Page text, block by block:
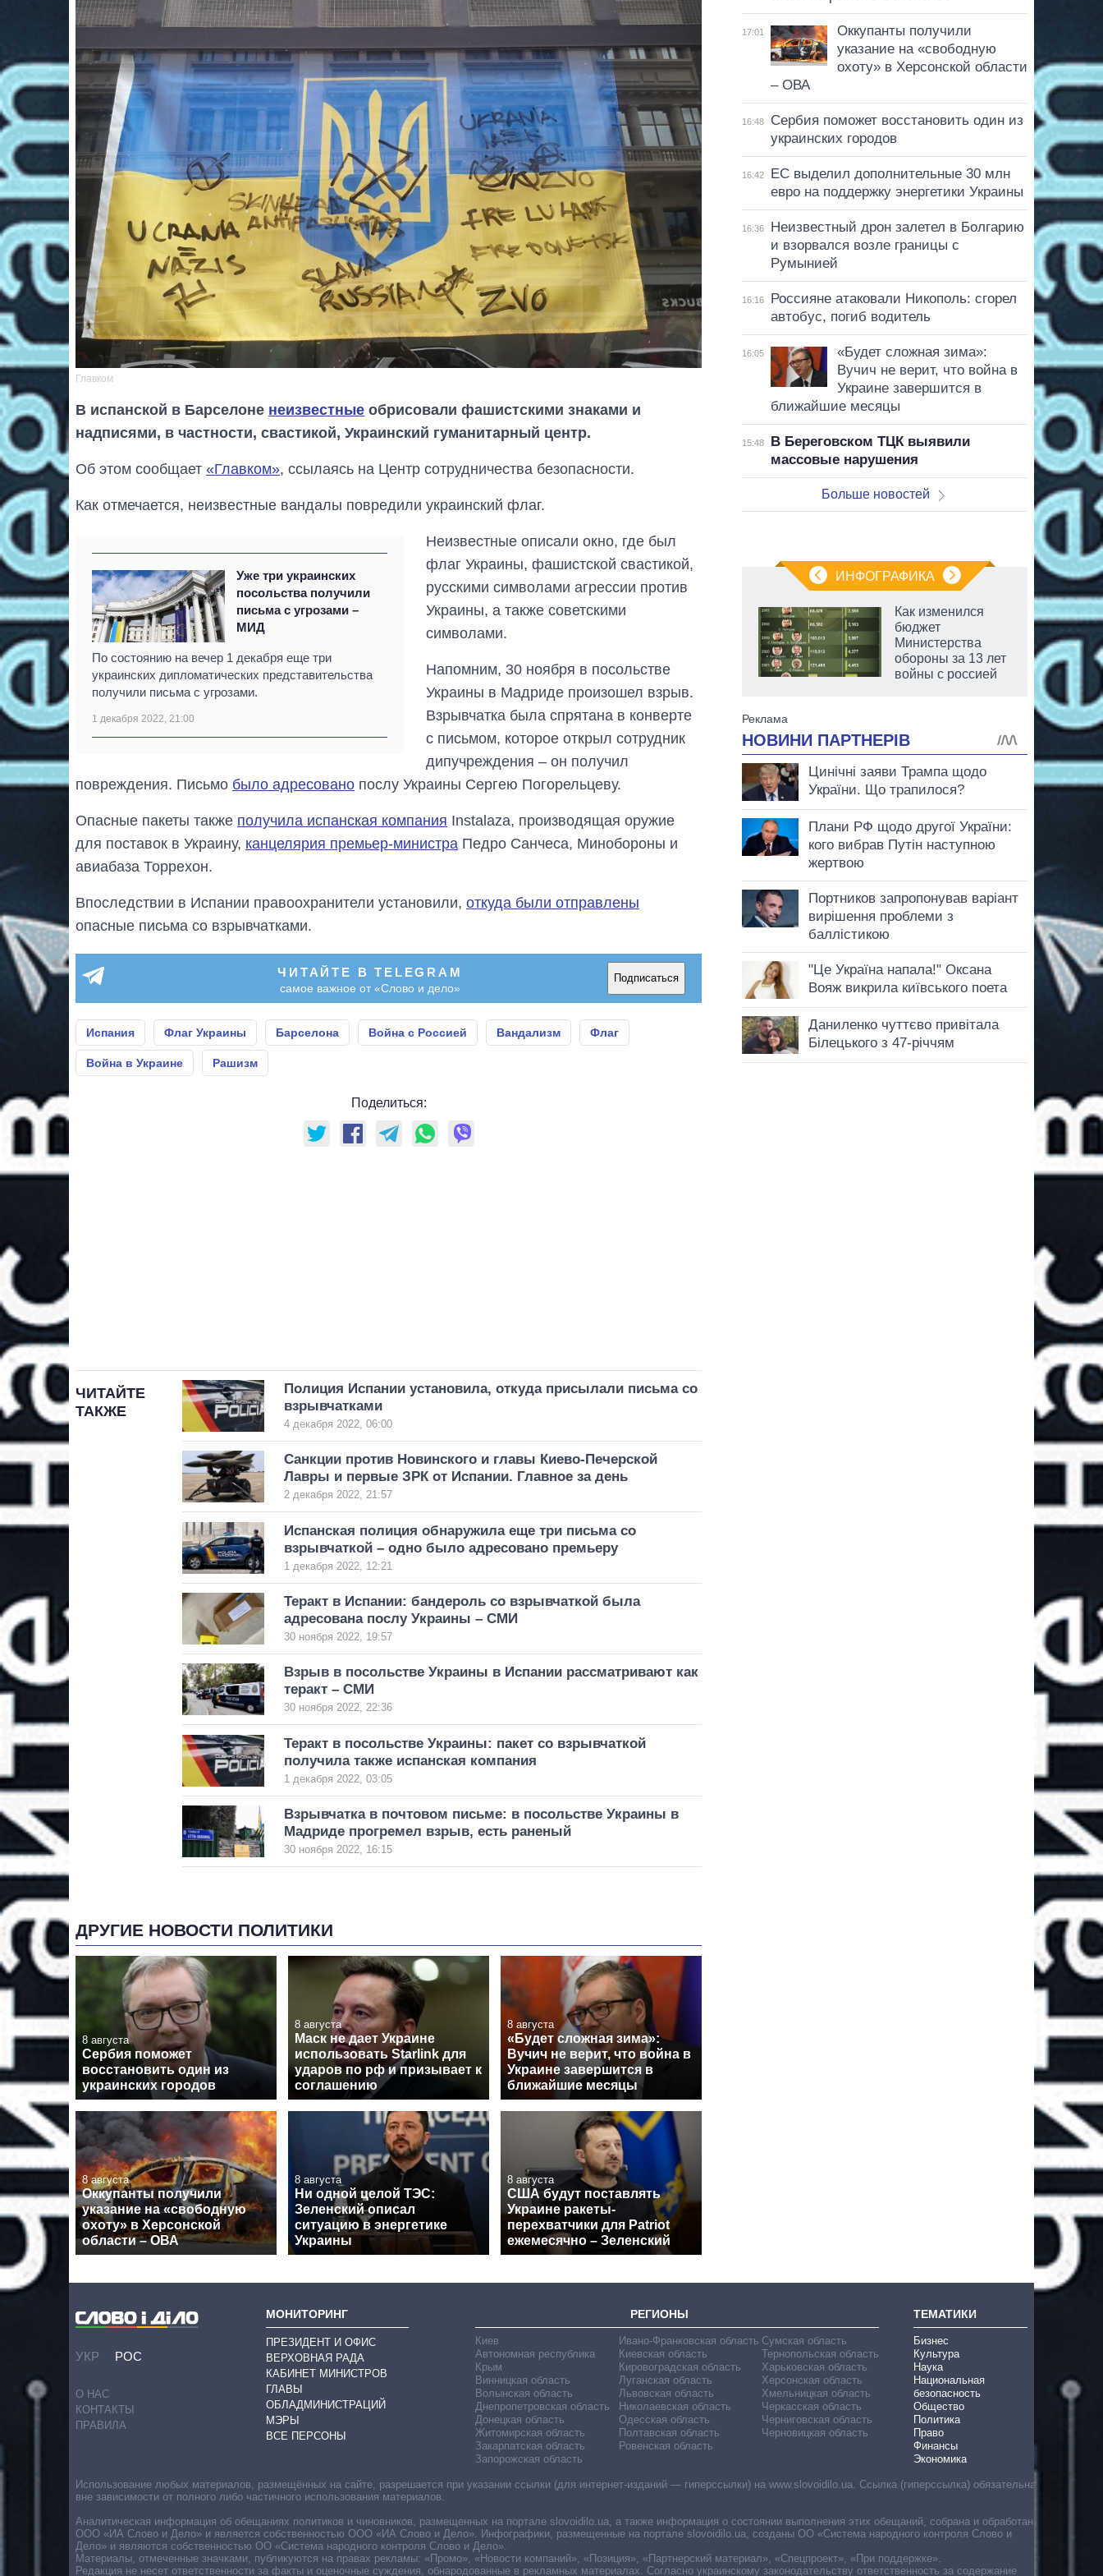
Главком
В испанской в Барселоне неизвестные обрисовали фашистскими знаками и
надписями, в частности, свастикой, Украинский гуманитарный центр.
Об этом сообщает «Главком», ссылаясь на Центр сотрудничества безопасности.
Как отмечается, неизвестные вандалы повредили украинский флаг.
Уже три украинских
посольства получили
письма с угрозами –
МИД
По состоянию на вечер 1 декабря еще три
украинских дипломатических представительства
получили письма с угрозами.
1 декабря 2022, 21:00
Неизвестные описали окно, где был
флаг Украины, фашистской свастикой,
русскими символами агрессии против
Украины, а также советскими
символами.
Напомним, 30 ноября в посольстве
Украины в Мадриде произошел взрыв.
Взрывчатка была спрятана в конверте
с письмом, которое открыл сотрудник
дипучреждения – он получил
повреждения. Письмо было адресовано послу Украины Сергею Погорельцеву.
Опасные пакеты также получила испанская компания Instalaza, производящая оружие
для поставок в Украину, канцелярия премьер-министра Педро Санчеса, Минобороны и
авиабаза Торрехон.
Впоследствии в Испании правоохранители установили, откуда были отправлены
опасные письма со взрывчатками.
ЧИТАЙТЕ В TELEGRAM
самое важное от «Слово и дело»
Подписаться
Испания Флаг Украины Барселона Война с Россией Вандализм Флаг
Война в Украине Рашизм
Поделиться:
ЧИТАЙТЕ
ТАКЖЕ
Полиция Испании установила, откуда присылали письма со
взрывчатками
4 декабря 2022, 06:00
Санкции против Новинского и главы Киево-Печерской
Лавры и первые ЗРК от Испании. Главное за день
2 декабря 2022, 21:57
Испанская полиция обнаружила еще три письма со
взрывчаткой – одно было адресовано премьеру
1 декабря 2022, 12:21
Теракт в Испании: бандероль со взрывчаткой была
адресована послу Украины – СМИ
30 ноября 2022, 19:57
Взрыв в посольстве Украины в Испании рассматривают как
теракт – СМИ
30 ноября 2022, 22:36
Теракт в посольстве Украины: пакет со взрывчаткой
получила также испанская компания
1 декабря 2022, 03:05
Взрывчатка в почтовом письме: в посольстве Украины в
Мадриде прогремел взрыв, есть раненый
30 ноября 2022, 16:15
ДРУГИЕ НОВОСТИ ПОЛИТИКИ
8 августа
Сербия поможет
восстановить один из
украинских городов
8 августа
Маск не дает Украине
использовать Starlink для
ударов по рф и призывает к
соглашению
8 августа
«Будет сложная зима»:
Вучич не верит, что война в
Украине завершится в
ближайшие месяцы
8 августа
Оккупанты получили
указание на «свободную
охоту» в Херсонской
области – ОВА
8 августа
Ни одной целой ТЭС:
Зеленский описал
ситуацию в энергетике
Украины
8 августа
США будут поставлять
Украине ракеты-
перехватчики для Patriot
ежемесячно – Зеленский
17:01
Оккупанты получили
указание на «свободную
охоту» в Херсонской области
– ОВА
16:48
Сербия поможет восстановить один из
украинских городов
16:42
ЕС выделил дополнительные 30 млн
евро на поддержку энергетики Украины
16:36
Неизвестный дрон залетел в Болгарию
и взорвался возле границы с
Румынией
16:16
Россияне атаковали Никополь: сгорел
автобус, погиб водитель
16:05
«Будет сложная зима»:
Вучич не верит, что война в
Украине завершится в
ближайшие месяцы
15:48
В Береговском ТЦК выявили
массовые нарушения
Больше новостей
ИНФОГРАФИКА
Сколько
время большой
войны
Как изменился
бюджет
Министерства
обороны за 13 лет
войны с россией
УКР РОС
О НАС
КОНТАКТЫ
ПРАВИЛА
МОНИТОРИНГ
ПРЕЗИДЕНТ И ОФИС
ВЕРХОВНАЯ РАДА
КАБИНЕТ МИНИСТРОВ
ГЛАВЫ
ОБЛАДМИНИСТРАЦИЙ
МЭРЫ
ВСЕ ПЕРСОНЫ
РЕГИОНЫ
Киев
Автономная республика
Крым
Винницкая область
Волынская область
Днепропетровская область
Донецкая область
Житомирская область
Закарпатская область
Запорожская область
Ивано-Франковская область
Киевская область
Кировоградская область
Луганская область
Львовская область
Николаевская область
Одесская область
Полтавская область
Ровенская область
Сумская область
Тернопольская область
Харьковская область
Херсонская область
Хмельницкая область
Черкасская область
Черниговская область
Черновицкая область
ТЕМАТИКИ
Бизнес
Культура
Наука
Национальная
безопасность
Общество
Политика
Право
Финансы
Экономика
Использование любых материалов, размещённых на сайте, разрешается при указании ссылки (для интернет-изданий — гиперссылки) на www.slovoidilo.ua. Ссылка (гиперссылка) обязательна
вне зависимости от полного либо частичного использования материалов.
Аналитическая информация об обещаниях политиков и чиновников, размещенных на портале slovoidilo.ua, а также информация о состоянии выполнения этих обещаний, собрана и обработана
ООО «ИА Слово и Дело» и является собственностью ООО «ИА Слово и Дело». Инфографики, размещенные на портале slovoidilo.ua, созданы ОО «Система народного контроля Слово и
Дело» и являются собственностью ОО «Система народного контроля Слово и Дело».
Материалы, отмеченные значками, публикуются на правах рекламы: «Промо», «Новости компаний», «Позиция», «Партнерский материал», «Спецпроект», «При поддержке».
Редакция не несет ответственности за факты и оценочные суждения, обнародованные в рекламных материалах. Согласно украинскому законодательству ответственность за содержание